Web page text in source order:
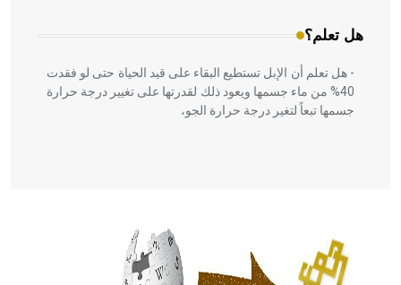
هل تعلم؟
- هل تعلم أن الإبل تستطيع البقاء على قيد الحياة حتى لو فقدت
40% من ماء جسمها ويعود ذلك لقدرتها على تغيير درجة حرارة
جسمها تبعاً لتغير درجة حرارة الجو،
الحكم، الأدلة، تنظيم التغذية، ورسالته في جروح الرأس. ويعود
له الفضل بأنه حرر الطب من الدين والفلسفة.